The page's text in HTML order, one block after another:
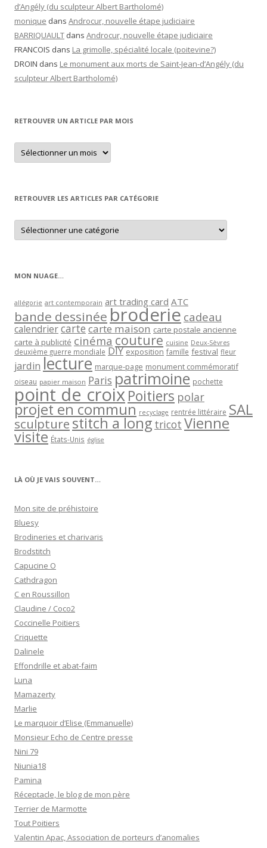
d’Angély (du sculpteur Albert Bartholomé)
monique dans Androcur, nouvelle étape judiciaire
BARRIQUAULT dans Androcur, nouvelle étape judiciaire
FRANCOIS dans La grimolle, spécialité locale (poitevine?)
DROIN dans Le monument aux morts de Saint-Jean-d’Angély (du
sculpteur Albert Bartholomé)
RETROUVER UN ARTICLE PAR MOIS
Retrouver
un
article
RETROUVER LES ARTICLES PAR CATÉGORIE
Retrouver
les
articles
MON NUAGE…
allégorie art contemporain art trading card ATC
bande dessinée broderie cadeau
calendriercartecarte maison carte postale ancienne
carte à publicité cinéma couture cuisine Deux-Sèvres
deuxième guerre mondiale DIY exposition famille festival fleur
jardin lecture marque-page monument commémoratif
oiseau papier maison Paris patrimoine pochette
point de croixPoitiers polar
projet en commun recyclage rentrée littéraire SAL
sculpturestitch a long tricot Vienne
visite États-Unis église
LÀ OÙ JE VAIS SOUVENT…
Mon site de préhistoire
Bluesy
Brodineries et charivaris
Brodstitch
Capucine O
Cathdragon
C en Roussillon
Claudine / Coco2
Coccinelle Poitiers
Criquette
Dalinele
Effondrille et abat-faim
Luna
Mamazerty
Marlie
Le marquoir d’Elise (Emmanuelle)
Monsieur Echo de Centre presse
Nini 79
Niunia18
Pamina
Réceptacle, le blog de mon père
Terrier de Marmotte
Tout Poitiers
Valentin Apac, Association de porteurs d’anomalies